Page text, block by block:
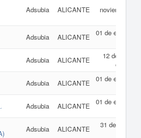
Adsubia ALICANTE
noviembre de
Adsubia ALICANTE
01 de enero de
Adsubia ALICANTE
12 de marzo
de 2013
Adsubia ALICANTE
01 de enero de
Adsubia ALICANTE
01 de enero de
Adsubia ALICANTE
31 de julio de